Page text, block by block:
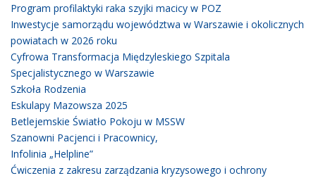
Program profilaktyki raka szyjki macicy w POZ
Inwestycje samorządu województwa w Warszawie i okolicznych
powiatach w 2026 roku
Cyfrowa Transformacja Międzyleskiego Szpitala
Specjalistycznego w Warszawie
Szkoła Rodzenia
Eskulapy Mazowsza 2025
Betlejemskie Światło Pokoju w MSSW
Szanowni Pacjenci i Pracownicy,
Infolinia „Helpline”
Ćwiczenia z zakresu zarządzania kryzysowego i ochrony